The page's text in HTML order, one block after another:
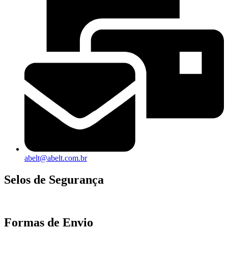
abelt@abelt.com.br
Selos de Segurança
Formas de Envio